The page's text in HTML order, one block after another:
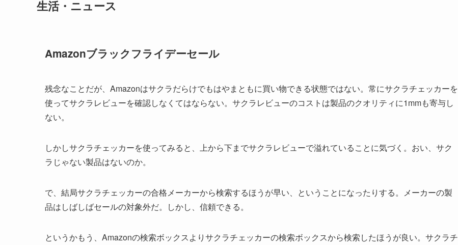
生活・ニュース
Amazonブラックフライデーセール
残念なことだが、Amazonはサクラだらけでもはやまともに買い物できる状態ではない。常にサクラチェッカーを
使ってサクラレビューを確認しなくてはならない。サクラレビューのコストは製品のクオリティに1mmも寄与し
ない。
しかしサクラチェッカーを使ってみると、上から下までサクラレビューで溢れていることに気づく。おい、サク
ラじゃない製品はないのか。
で、結局サクラチェッカーの合格メーカーから検索するほうが早い、ということになったりする。メーカーの製
品はしばしばセールの対象外だ。しかし、信頼できる。
というかもう、Amazonの検索ボックスよりサクラチェッカーの検索ボックスから検索したほうが良い。サクラチ